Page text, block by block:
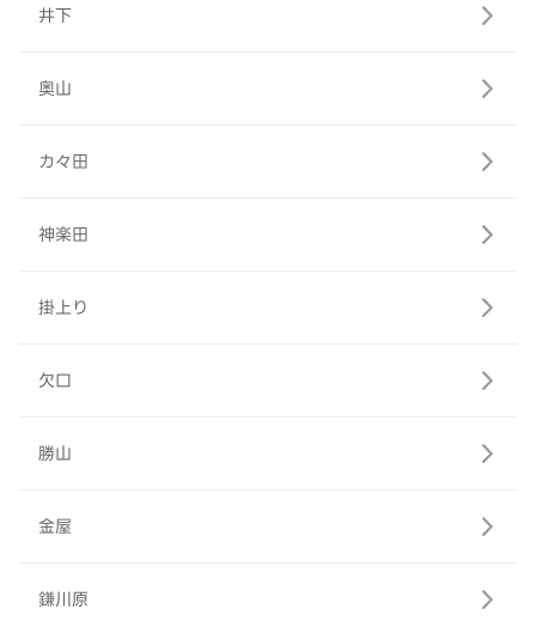
井下
奥山
カ々田
神楽田
掛上り
欠口
勝山
金屋
鎌川原